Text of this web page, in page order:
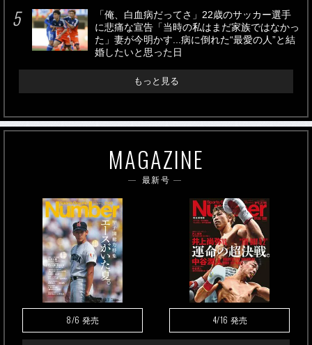
「俺、白血病だってさ」22歳のサッカー選手
に悲痛な宣告「当時の私はまだ家族ではなかっ
た」妻が今明かす...病に倒れた“最愛の人”と結
婚したいと思った日
もっと見る
MAGAZINE
最新号
8/6 発売 4/16 発売